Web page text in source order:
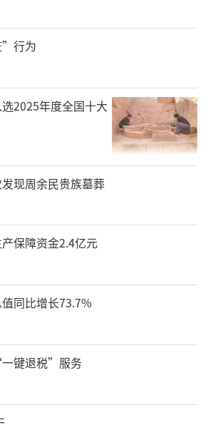
”行为
2025年度全国十大
现周余民贵族墓葬
保障资金2.4亿元
同比增长73.7%
键退税”服务